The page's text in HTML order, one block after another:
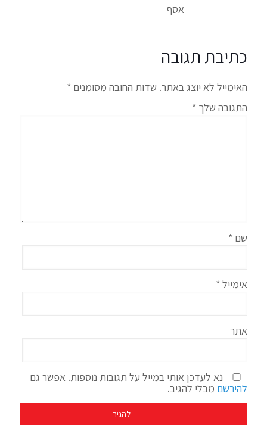
אסף
כתיבת תגובה
האימייל לא יוצג באתר. שדות החובה מסומנים *
התגובה שלך *
שם *
אימייל *
אתר
נא לעדכן אותי במייל על תגובות נוספות. אפשר גם
להירשם מבלי להגיב.